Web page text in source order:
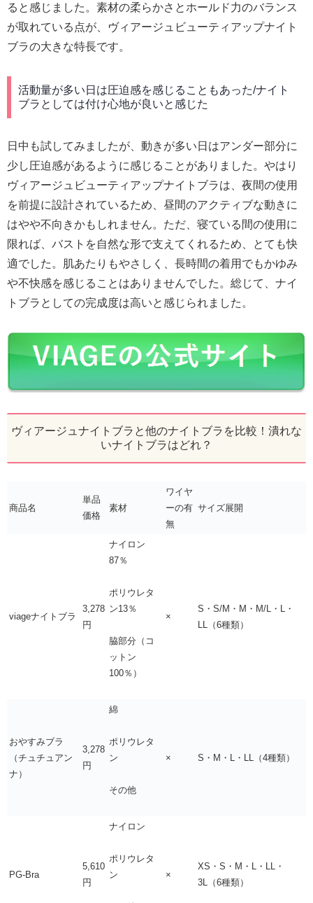
ると感じました。素材の柔らかさとホールド力のバランス
が取れている点が、ヴィアージュビューティアップナイト
ブラの大きな特長です。
活動量が多い日は圧迫感を感じることもあった/ナイト
ブラとしては付け心地が良いと感じた
日中も試してみましたが、動きが多い日はアンダー部分に
少し圧迫感があるように感じることがありました。やはり
ヴィアージュビューティアップナイトブラは、夜間の使用
を前提に設計されているため、昼間のアクティブな動きに
はやや不向きかもしれません。ただ、寝ている間の使用に
限れば、バストを自然な形で支えてくれるため、とても快
適でした。肌あたりもやさしく、長時間の着用でもかゆみ
や不快感を感じることはありませんでした。総じて、ナイ
トブラとしての完成度は高いと感じられました。
ヴィアージュナイトブラと他のナイトブラを比較！潰れな
いナイトブラはどれ？
商品名
単品
価格
素材
ワイヤ
ーの有
無
サイズ展開
viageナイトブラ
3,278
円
ナイロン
87％
ポリウレタ
ン13％
脇部分（コ
ットン
100％）
×
S・S/M・M・M/L・L・
LL（6種類）
おやすみブラ
（チュチュアン
ナ）
3,278
円
綿
ポリウレタ
ン
その他
× S・M・L・LL（4種類）
PG-Bra
5,610
円
ナイロン
ポリウレタ
ン
×
XS・S・M・L・LL・
3L（6種類）